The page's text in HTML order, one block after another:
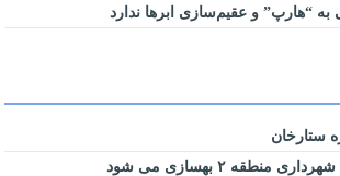
“هارپ” و عقیم‌سازی ابرها ندارد
ستارخان
۲ بهسازی می شود